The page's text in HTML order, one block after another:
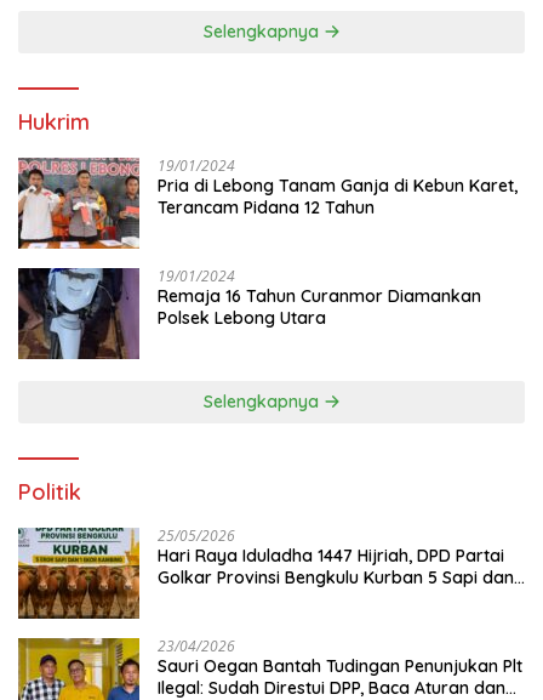
Selengkapnya
Hukrim
19/01/2024
Pria di Lebong Tanam Ganja di Kebun Karet,
Terancam Pidana 12 Tahun
19/01/2024
Remaja 16 Tahun Curanmor Diamankan
Polsek Lebong Utara
Selengkapnya
Politik
25/05/2026
Hari Raya Iduladha 1447 Hijriah, DPD Partai
Golkar Provinsi Bengkulu Kurban 5 Sapi dan 1
23/04/2026
Sauri Oegan Bantah Tudingan Penunjukan Plt
Ilegal: Sudah Direstui DPP, Baca Aturan dan